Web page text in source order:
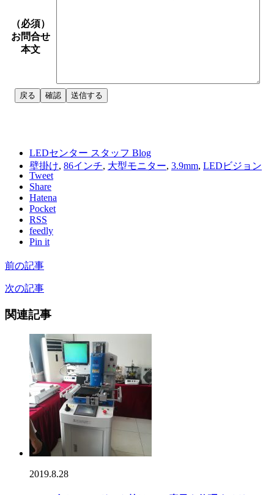
（必須）
お問合せ
本文
LEDセンター スタッフ Blog
壁掛け, 86インチ, 大型モニター, 3.9mm, LEDビジョン
Tweet
Share
Hatena
Pocket
RSS
feedly
Pin it
前の記事
次の記事
関連記事
2019.8.28